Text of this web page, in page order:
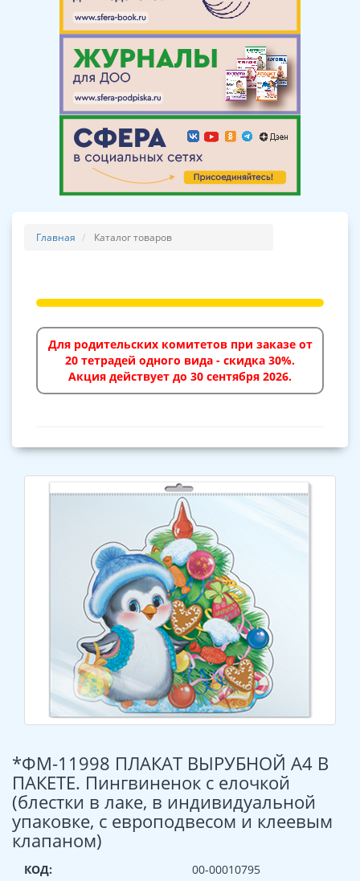
Главная Каталог товаров
Для родительских комитетов при заказе от
20 тетрадей одного вида - скидка 30%.
Акция действует до 30 сентября 2026.
*ФМ-11998 ПЛАКАТ ВЫРУБНОЙ А4 В
ПАКЕТЕ. Пингвиненок с елочкой
(блестки в лаке, в индивидуальной
упаковке, с европодвесом и клеевым
клапаном)
КОД:
00-00010795